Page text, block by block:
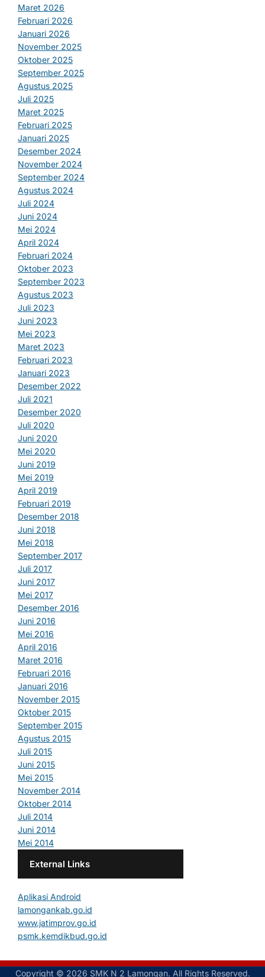
Maret 2026
Februari 2026
Januari 2026
November 2025
Oktober 2025
September 2025
Agustus 2025
Juli 2025
Maret 2025
Februari 2025
Januari 2025
Desember 2024
November 2024
September 2024
Agustus 2024
Juli 2024
Juni 2024
Mei 2024
April 2024
Februari 2024
Oktober 2023
September 2023
Agustus 2023
Juli 2023
Juni 2023
Mei 2023
Maret 2023
Februari 2023
Januari 2023
Desember 2022
Juli 2021
Desember 2020
Juli 2020
Juni 2020
Mei 2020
Juni 2019
Mei 2019
April 2019
Februari 2019
Desember 2018
Juni 2018
Mei 2018
September 2017
Juli 2017
Juni 2017
Mei 2017
Desember 2016
Juni 2016
Mei 2016
April 2016
Maret 2016
Februari 2016
Januari 2016
November 2015
Oktober 2015
September 2015
Agustus 2015
Juli 2015
Juni 2015
Mei 2015
November 2014
Oktober 2014
Juli 2014
Juni 2014
Mei 2014
External Links
Aplikasi Android
lamongankab.go.id
www.jatimprov.go.id
psmk.kemdikbud.go.id
Copyright © 2026 SMK N 2 Lamongan. All Rights Reserved.